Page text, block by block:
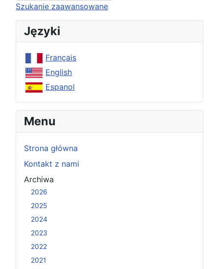
Type 2 or more characters for results.
Szukanie zaawansowane
Języki
Français
English
Espanol
Menu
Strona główna
Kontakt z nami
Archiwa
2026
2025
2024
2023
2022
2021